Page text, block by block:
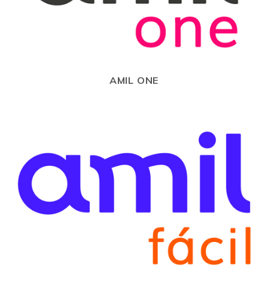
AMIL ONE